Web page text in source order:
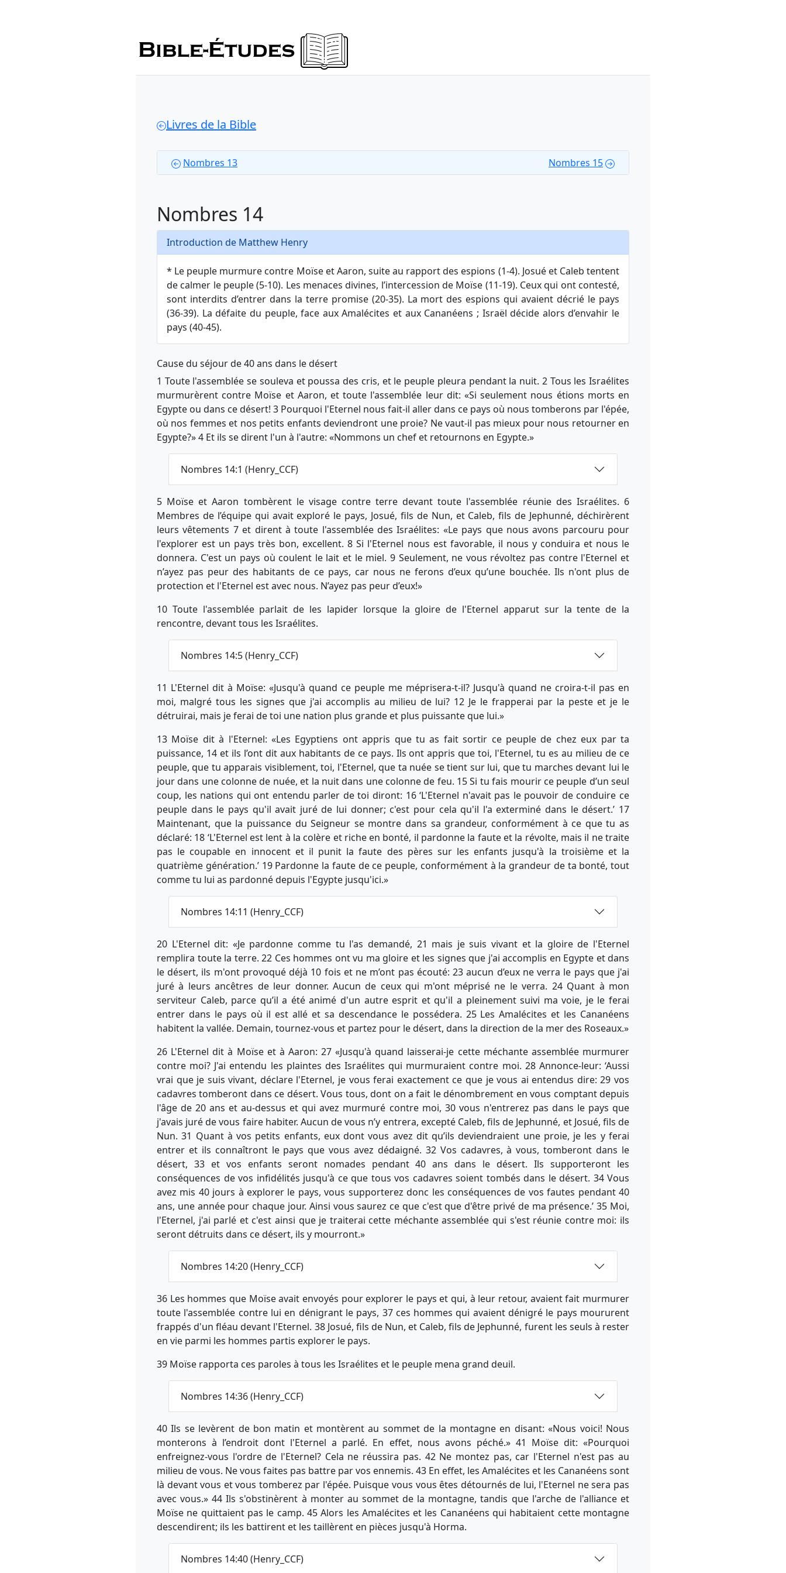
Livres de la Bible
Nombres 13 Nombres 15
Nombres 14
Introduction de Matthew Henry
* Le peuple murmure contre Moïse et Aaron, suite au rapport des espions (1-4). Josué et Caleb tentent
de calmer le peuple (5-10). Les menaces divines, l’intercession de Moïse (11-19). Ceux qui ont contesté,
sont interdits d’entrer dans la terre promise (20-35). La mort des espions qui avaient décrié le pays
(36-39). La défaite du peuple, face aux Amalécites et aux Cananéens ; Israël décide alors d’envahir le
pays (40-45).
Cause du séjour de 40 ans dans le désert
1 Toute l'assemblée se souleva et poussa des cris, et le peuple pleura pendant la nuit. 2 Tous les Israélites
murmurèrent contre Moïse et Aaron, et toute l'assemblée leur dit: «Si seulement nous étions morts en
Egypte ou dans ce désert! 3 Pourquoi l'Eternel nous fait-il aller dans ce pays où nous tomberons par l'épée,
où nos femmes et nos petits enfants deviendront une proie? Ne vaut-il pas mieux pour nous retourner en
Egypte?» 4 Et ils se dirent l'un à l'autre: «Nommons un chef et retournons en Egypte.»
Nombres 14:1 (Henry_CCF)
5 Moïse et Aaron tombèrent le visage contre terre devant toute l'assemblée réunie des Israélites. 6
Membres de l’équipe qui avait exploré le pays, Josué, fils de Nun, et Caleb, fils de Jephunné, déchirèrent
leurs vêtements 7 et dirent à toute l'assemblée des Israélites: «Le pays que nous avons parcouru pour
l'explorer est un pays très bon, excellent. 8 Si l'Eternel nous est favorable, il nous y conduira et nous le
donnera. C'est un pays où coulent le lait et le miel. 9 Seulement, ne vous révoltez pas contre l'Eternel et
n’ayez pas peur des habitants de ce pays, car nous ne ferons d’eux qu’une bouchée. Ils n'ont plus de
protection et l'Eternel est avec nous. N’ayez pas peur d’eux!»
10 Toute l'assemblée parlait de les lapider lorsque la gloire de l'Eternel apparut sur la tente de la
rencontre, devant tous les Israélites.
Nombres 14:5 (Henry_CCF)
11 L'Eternel dit à Moïse: «Jusqu'à quand ce peuple me méprisera-t-il? Jusqu'à quand ne croira-t-il pas en
moi, malgré tous les signes que j'ai accomplis au milieu de lui? 12 Je le frapperai par la peste et je le
détruirai, mais je ferai de toi une nation plus grande et plus puissante que lui.»
13 Moïse dit à l'Eternel: «Les Egyptiens ont appris que tu as fait sortir ce peuple de chez eux par ta
puissance, 14 et ils l’ont dit aux habitants de ce pays. Ils ont appris que toi, l'Eternel, tu es au milieu de ce
peuple, que tu apparais visiblement, toi, l'Eternel, que ta nuée se tient sur lui, que tu marches devant lui le
jour dans une colonne de nuée, et la nuit dans une colonne de feu. 15 Si tu fais mourir ce peuple d’un seul
coup, les nations qui ont entendu parler de toi diront: 16 ‘L'Eternel n'avait pas le pouvoir de conduire ce
peuple dans le pays qu'il avait juré de lui donner; c'est pour cela qu'il l'a exterminé dans le désert.’ 17
Maintenant, que la puissance du Seigneur se montre dans sa grandeur, conformément à ce que tu as
déclaré: 18 ‘L'Eternel est lent à la colère et riche en bonté, il pardonne la faute et la révolte, mais il ne traite
pas le coupable en innocent et il punit la faute des pères sur les enfants jusqu'à la troisième et la
quatrième génération.’ 19 Pardonne la faute de ce peuple, conformément à la grandeur de ta bonté, tout
comme tu lui as pardonné depuis l'Egypte jusqu'ici.»
Nombres 14:11 (Henry_CCF)
20 L'Eternel dit: «Je pardonne comme tu l'as demandé, 21 mais je suis vivant et la gloire de l'Eternel
remplira toute la terre. 22 Ces hommes ont vu ma gloire et les signes que j'ai accomplis en Egypte et dans
le désert, ils m'ont provoqué déjà 10 fois et ne m’ont pas écouté: 23 aucun d’eux ne verra le pays que j'ai
juré à leurs ancêtres de leur donner. Aucun de ceux qui m'ont méprisé ne le verra. 24 Quant à mon
serviteur Caleb, parce qu’il a été animé d'un autre esprit et qu'il a pleinement suivi ma voie, je le ferai
entrer dans le pays où il est allé et sa descendance le possédera. 25 Les Amalécites et les Cananéens
habitent la vallée. Demain, tournez-vous et partez pour le désert, dans la direction de la mer des Roseaux.»
26 L'Eternel dit à Moïse et à Aaron: 27 «Jusqu'à quand laisserai-je cette méchante assemblée murmurer
contre moi? J'ai entendu les plaintes des Israélites qui murmuraient contre moi. 28 Annonce-leur: ‘Aussi
vrai que je suis vivant, déclare l'Eternel, je vous ferai exactement ce que je vous ai entendus dire: 29 vos
cadavres tomberont dans ce désert. Vous tous, dont on a fait le dénombrement en vous comptant depuis
l'âge de 20 ans et au-dessus et qui avez murmuré contre moi, 30 vous n'entrerez pas dans le pays que
j'avais juré de vous faire habiter. Aucun de vous n’y entrera, excepté Caleb, fils de Jephunné, et Josué, fils de
Nun. 31 Quant à vos petits enfants, eux dont vous avez dit qu’ils deviendraient une proie, je les y ferai
entrer et ils connaîtront le pays que vous avez dédaigné. 32 Vos cadavres, à vous, tomberont dans le
désert, 33 et vos enfants seront nomades pendant 40 ans dans le désert. Ils supporteront les
conséquences de vos infidélités jusqu'à ce que tous vos cadavres soient tombés dans le désert. 34 Vous
avez mis 40 jours à explorer le pays, vous supporterez donc les conséquences de vos fautes pendant 40
ans, une année pour chaque jour. Ainsi vous saurez ce que c'est que d'être privé de ma présence.’ 35 Moi,
l'Eternel, j'ai parlé et c'est ainsi que je traiterai cette méchante assemblée qui s'est réunie contre moi: ils
seront détruits dans ce désert, ils y mourront.»
Nombres 14:20 (Henry_CCF)
36 Les hommes que Moïse avait envoyés pour explorer le pays et qui, à leur retour, avaient fait murmurer
toute l'assemblée contre lui en dénigrant le pays, 37 ces hommes qui avaient dénigré le pays moururent
frappés d'un fléau devant l'Eternel. 38 Josué, fils de Nun, et Caleb, fils de Jephunné, furent les seuls à rester
en vie parmi les hommes partis explorer le pays.
39 Moïse rapporta ces paroles à tous les Israélites et le peuple mena grand deuil.
Nombres 14:36 (Henry_CCF)
40 Ils se levèrent de bon matin et montèrent au sommet de la montagne en disant: «Nous voici! Nous
monterons à l’endroit dont l'Eternel a parlé. En effet, nous avons péché.» 41 Moïse dit: «Pourquoi
enfreignez-vous l'ordre de l'Eternel? Cela ne réussira pas. 42 Ne montez pas, car l'Eternel n'est pas au
milieu de vous. Ne vous faites pas battre par vos ennemis. 43 En effet, les Amalécites et les Cananéens sont
là devant vous et vous tomberez par l'épée. Puisque vous vous êtes détournés de lui, l'Eternel ne sera pas
avec vous.» 44 Ils s'obstinèrent à monter au sommet de la montagne, tandis que l'arche de l'alliance et
Moïse ne quittaient pas le camp. 45 Alors les Amalécites et les Cananéens qui habitaient cette montagne
descendirent; ils les battirent et les taillèrent en pièces jusqu'à Horma.
Nombres 14:40 (Henry_CCF)